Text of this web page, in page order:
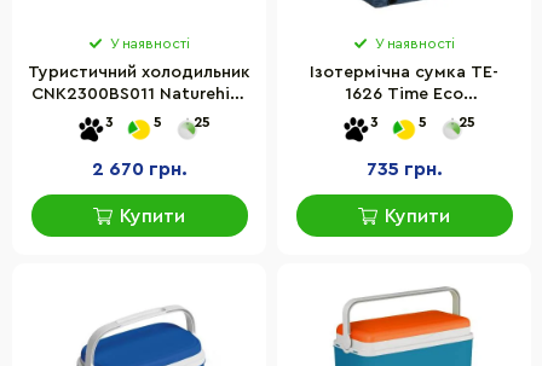
У наявності
Туристичний холодильник
CNK2300BS011 Naturehike
6976023925665, 24 л,
бежевий
3 5 25
2 670 грн.
Купити
У наявності
Ізотермічна сумка TE-
1626 Time Eco
4820211101312_1 синій 26 л
3 5 25
735 грн.
Купити